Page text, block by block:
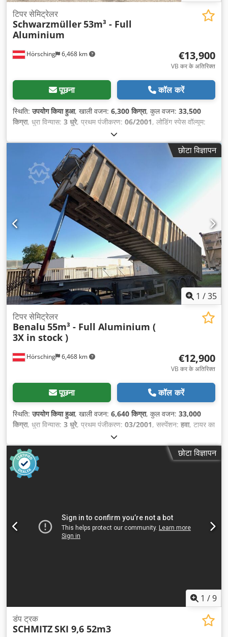
Hörsching 6,468 km
टिपर सेमिट्रेलर
Schwarzmüller53m³ - Full
Aluminium
€13,900
VB कर के अतिरिक्त
पूछना कॉल करें
स्थिति:उपयोग किया हुआ, खाली वजन: 6,300 किग्रा, कुल वजन: 33,500
किग्रा, धुरा विन्यास: 3 धुरे, प्रथम पंजीकरण: 06/2001, लोडिंग स्पेस वॉल्यूम:
, टायर का आकार:385/65 R22.5
प्रतिशत, ट्रेलर ब्रेक:ब्रेक वाला ट्रेलर, निर्माण वर्ष:2001, उपकरण:एबीएस,
छोटा विज्ञापन
1 /35
Hörsching 6,468 km
टिपर सेमिट्रेलर
Benalu 55m³ - Full Aluminium (
3X in stock )
€12,900
VB कर के अतिरिक्त
पूछना कॉल करें
स्थिति:उपयोग किया हुआ, खाली वजन: 6,640 किग्रा, कुल वजन: 33,000
किग्रा, धुरा विन्यास: 3 धुरे, प्रथम पंजीकरण: 03/2001, सस्पेंशन: हवा, टायर का
, ट्रेलर ब्रेक:ब्रेक वाला ट्रेलर
उपकरण:एबीएस,
छोटा विज्ञापन
1 /9
डंप ट्रक
SCHMITZSKI 9,6 52m3